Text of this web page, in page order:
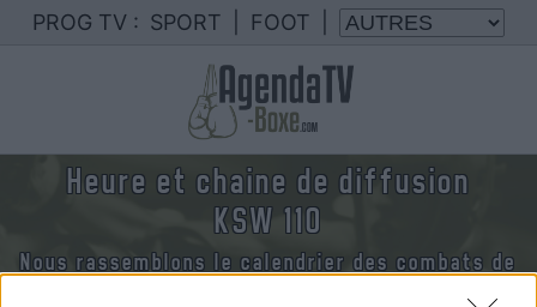
PROG TV : SPORT FOOT
Heure et chaine de diffusion
KSW 110
Nous rassemblons le calendrier des combats de